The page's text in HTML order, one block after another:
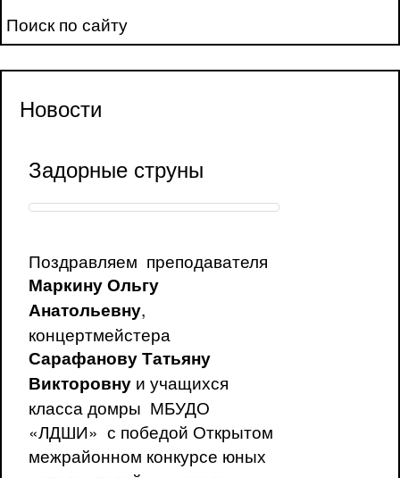
Поиск по сайту
Новости
Задорные струны
Поздравляем преподавателя
Маркину Ольгу
Анатольевну,
концертмейстера
Сарафанову Татьяну
Викторовну и учащихся
класса домры МБУДО
«ЛДШИ» с победой Открытом
межрайонном конкурсе юных